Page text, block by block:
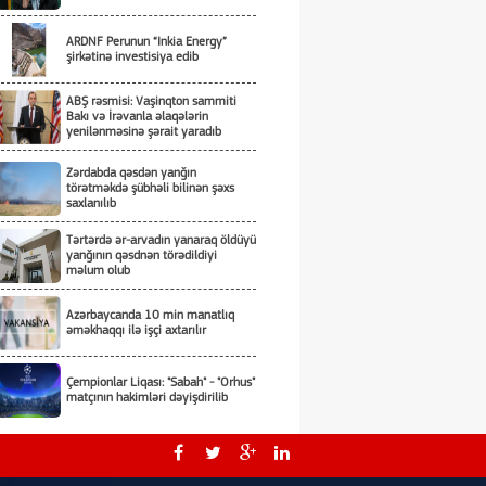
ARDNF Perunun “Inkia Energy”
şirkətinə investisiya edib
ABŞ rəsmisi: Vaşinqton sammiti
Bakı və İrəvanla əlaqələrin
yenilənməsinə şərait yaradıb
Zərdabda qəsdən yanğın
törətməkdə şübhəli bilinən şəxs
saxlanılıb
Tərtərdə ər-arvadın yanaraq öldüyü
yanğının qəsdnən törədildiyi
məlum olub
Azərbaycanda 10 min manatlıq
əməkhaqqı ilə işçi axtarılır
Çempionlar Liqası: "Sabah" - "Orhus"
matçının hakimləri dəyişdirilib
Paşinyan: Avrasiya İqtisadi
İttifaqının əsas prinsipləri